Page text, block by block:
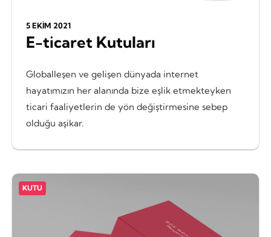
5 EKIM 2021
E-ticaret Kutuları
Globalleşen ve gelişen dünyada internet
hayatımızın her alanında bize eşlik etmekteyken
ticari faaliyetlerin de yön değiştirmesine sebep
olduğu aşikar.
KUTU